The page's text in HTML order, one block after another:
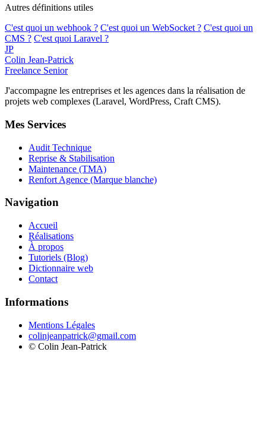
Autres définitions utiles
C'est quoi un webhook ? C'est quoi un WebSocket ? C'est quoi un
CMS ? C'est quoi Laravel ?
JP
Colin Jean-Patrick
Freelance Senior
J'accompagne les entreprises et les agences dans la réalisation de
projets web complexes (Laravel, WordPress, Craft CMS).
Mes Services
Audit Technique
Reprise & Stabilisation
Maintenance (TMA)
Renfort Agence (Marque blanche)
Navigation
Accueil
Réalisations
À propos
Tutoriels (Blog)
Dictionnaire web
Contact
Informations
Mentions Légales
colinjeanpatrick@gmail.com
© Colin Jean-Patrick